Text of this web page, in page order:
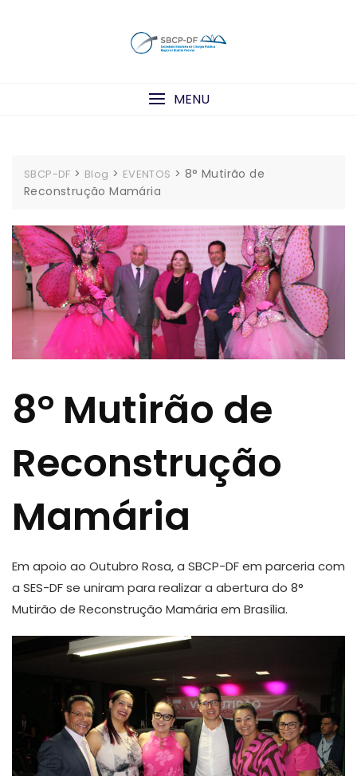
MENU
SBCP-DF > Blog > EVENTOS > 8° Mutirão de
Reconstrução Mamária
8° Mutirão de
Reconstrução
Mamária
Em apoio ao Outubro Rosa, a SBCP-DF em parceria com
a SES-DF se uniram para realizar a abertura do 8°
Mutirão de Reconstrução Mamária em Brasília.